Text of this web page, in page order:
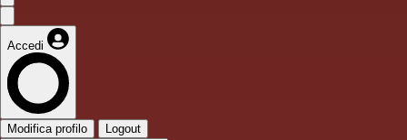
Accedi
Modifica profilo Logout